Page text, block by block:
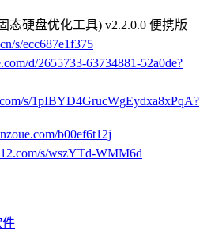
态硬盘优化工具) v2.2.0.0 便携版
s/ecc687e1f375
d/2655733-63734881-52a0de?
s/1pIBYD4GrucWgEydxa8xPqA?
b00ef6t12j
s/wszYTd-WMM6d
件